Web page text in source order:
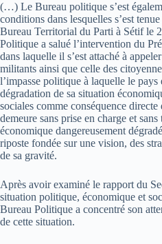
(…) Le Bureau politique s’est
conditions dans lesquelles s’est
Bureau Territorial du Parti à Sétif le
Politique a salué l’intervention du
dans laquelle il s’est attaché à
militants ainsi que celle des
l’impasse politique à laquelle le
dégradation de sa situation
sociales comme conséquence
demeure sans prise en charge et
économique dangereusement
riposte fondée sur une vision, des
de sa gravité.
Après avoir examiné le rapport du
situation politique, économique et
Bureau Politique a concentré son
de cette situation.